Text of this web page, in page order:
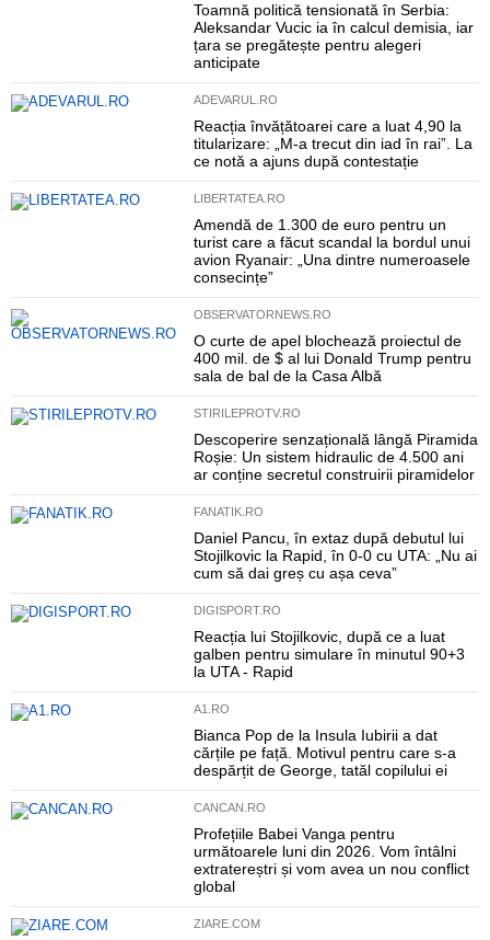
Toamnă politică tensionată în Serbia:
Aleksandar Vucic ia în calcul demisia, iar
țara se pregătește pentru alegeri
anticipate
ADEVARUL.RO
Reacția învățătoarei care a luat 4,90 la
titularizare: „M-a trecut din iad în rai”. La
ce notă a ajuns după contestație
LIBERTATEA.RO
Amendă de 1.300 de euro pentru un
turist care a făcut scandal la bordul unui
avion Ryanair: „Una dintre numeroasele
consecințe”
OBSERVATORNEWS.RO
O curte de apel blochează proiectul de
400 mil. de $ al lui Donald Trump pentru
sala de bal de la Casa Albă
STIRILEPROTV.RO
Descoperire senzațională lângă Piramida
Roșie: Un sistem hidraulic de 4.500 ani
ar conține secretul construirii piramidelor
FANATIK.RO
Daniel Pancu, în extaz după debutul lui
Stojilkovic la Rapid, în 0-0 cu UTA: „Nu ai
cum să dai greș cu așa ceva”
DIGISPORT.RO
Reacția lui Stojilkovic, după ce a luat
galben pentru simulare în minutul 90+3
la UTA - Rapid
A1.RO
Bianca Pop de la Insula Iubirii a dat
cărțile pe față. Motivul pentru care s-a
despărțit de George, tatăl copilului ei
CANCAN.RO
Profețiile Babei Vanga pentru
următoarele luni din 2026. Vom întâlni
extratereștri și vom avea un nou conflict
global
ZIARE.COM